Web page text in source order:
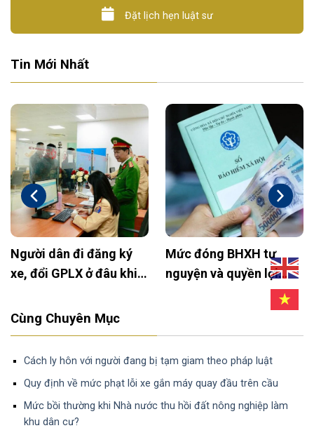
Đặt lịch hẹn luật sư
Tin Mới Nhất
định mới 2025:
hạn sử dụng xe ô
Xây tường rào trên đất
nông nghiệp: Khi nào
Cùng Chuyên Mục
Cách ly hôn với người đang bị tạm giam theo pháp luật
Quy định về mức phạt lỗi xe gắn máy quay đầu trên cầu
Mức bồi thường khi Nhà nước thu hồi đất nông nghiệp làm
khu dân cư?